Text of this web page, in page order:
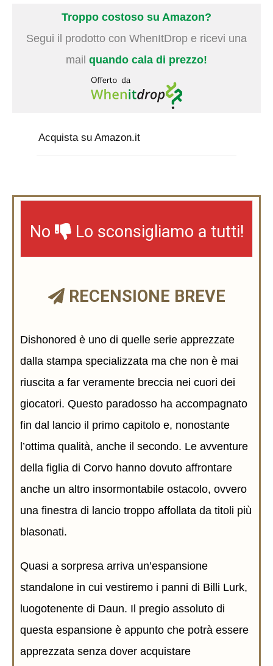
Troppo costoso su Amazon?
Segui il prodotto con WhenItDrop e ricevi una
mail quando cala di prezzo!
Acquista su Amazon.it
No Lo sconsigliamo a tutti!
RECENSIONE BREVE
Dishonored è uno di quelle serie apprezzate
dalla stampa specializzata ma che non è mai
riuscita a far veramente breccia nei cuori dei
giocatori. Questo paradosso ha accompagnato
fin dal lancio il primo capitolo e, nonostante
l’ottima qualità, anche il secondo. Le avventure
della figlia di Corvo hanno dovuto affrontare
anche un altro insormontabile ostacolo, ovvero
una finestra di lancio troppo affollata da titoli più
blasonati.
Quasi a sorpresa arriva un’espansione
standalone in cui vestiremo i panni di Billi Lurk,
luogotenente di Daun. Il pregio assoluto di
questa espansione è appunto che potrà essere
apprezzata senza dover acquistare